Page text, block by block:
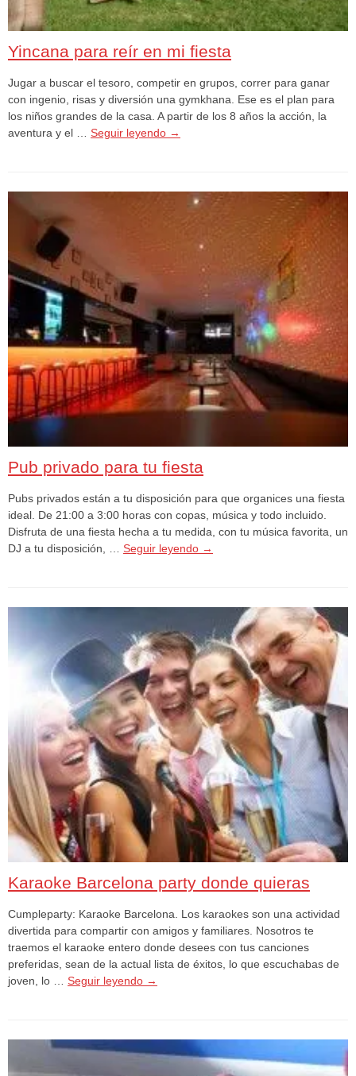
Yincana para reír en mi fiesta
Jugar a buscar el tesoro, competir en grupos, correr para ganar
con ingenio, risas y diversión una gymkhana. Ese es el plan para
los niños grandes de la casa. A partir de los 8 años la acción, la
aventura y el … Seguir leyendo →
Pub privado para tu fiesta
Pubs privados están a tu disposición para que organices una fiesta
ideal. De 21:00 a 3:00 horas con copas, música y todo incluido.
Disfruta de una fiesta hecha a tu medida, con tu música favorita, un
DJ a tu disposición, … Seguir leyendo →
Karaoke Barcelona party donde quieras
Cumpleparty: Karaoke Barcelona. Los karaokes son una actividad
divertida para compartir con amigos y familiares. Nosotros te
traemos el karaoke entero donde desees con tus canciones
preferidas, sean de la actual lista de éxitos, lo que escuchabas de
joven, lo … Seguir leyendo →